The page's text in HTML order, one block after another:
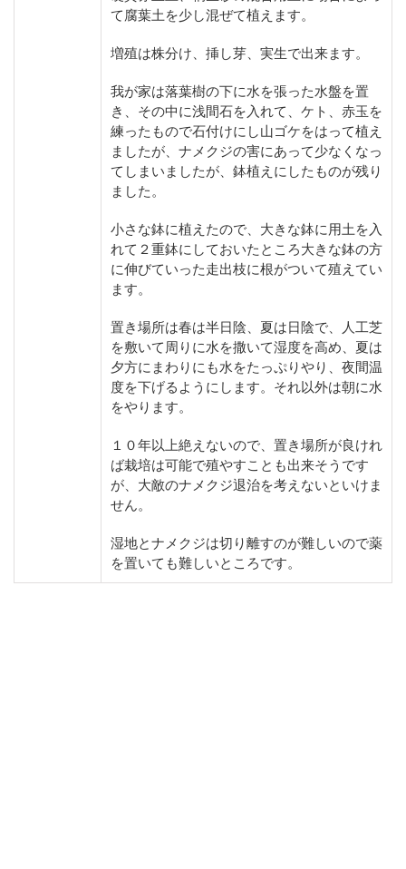
て腐葉土を少し混ぜて植えます。
増殖は株分け、挿し芽、実生で出来ます。
我が家は落葉樹の下に水を張った水盤を置
き、その中に浅間石を入れて、ケト、赤玉を
練ったもので石付けにし山ゴケをはって植え
ましたが、ナメクジの害にあって少なくなっ
てしまいましたが、鉢植えにしたものが残り
ました。
小さな鉢に植えたので、大きな鉢に用土を入
れて２重鉢にしておいたところ大きな鉢の方
に伸びていった走出枝に根がついて殖えてい
ます。
置き場所は春は半日陰、夏は日陰で、人工芝
を敷いて周りに水を撒いて湿度を高め、夏は
夕方にまわりにも水をたっぷりやり、夜間温
度を下げるようにします。それ以外は朝に水
をやります。
１０年以上絶えないので、置き場所が良けれ
ば栽培は可能で殖やすことも出来そうです
が、大敵のナメクジ退治を考えないといけま
せん。
湿地とナメクジは切り離すのが難しいので薬
を置いても難しいところです。